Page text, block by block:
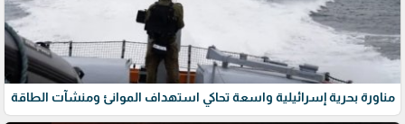
مناورة بحرية إسرائيلية واسعة تحاكي استهداف الموانئ ومنشآت الطاقة